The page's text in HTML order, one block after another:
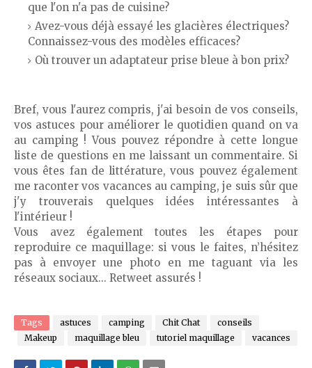
que l'on n'a pas de cuisine?
Avez-vous déjà essayé les glacières électriques?
Connaissez-vous des modèles efficaces?
Où trouver un adaptateur prise bleue à bon prix?
Bref, vous l'aurez compris, j'ai besoin de vos conseils,
vos astuces pour améliorer le quotidien quand on va
au camping ! Vous pouvez répondre à cette longue
liste de questions en me laissant un commentaire. Si
vous êtes fan de littérature, vous pouvez également
me raconter vos vacances au camping, je suis sûr que
j'y trouverais quelques idées intéressantes à
l'intérieur !
Vous avez également toutes les étapes pour
reproduire ce maquillage: si vous le faites, n’hésitez
pas à envoyer une photo en me taguant via les
réseaux sociaux... Retweet assurés !
Tags astuces camping Chit Chat
conseils
Makeup
maquillage bleu tutoriel maquillage vacances